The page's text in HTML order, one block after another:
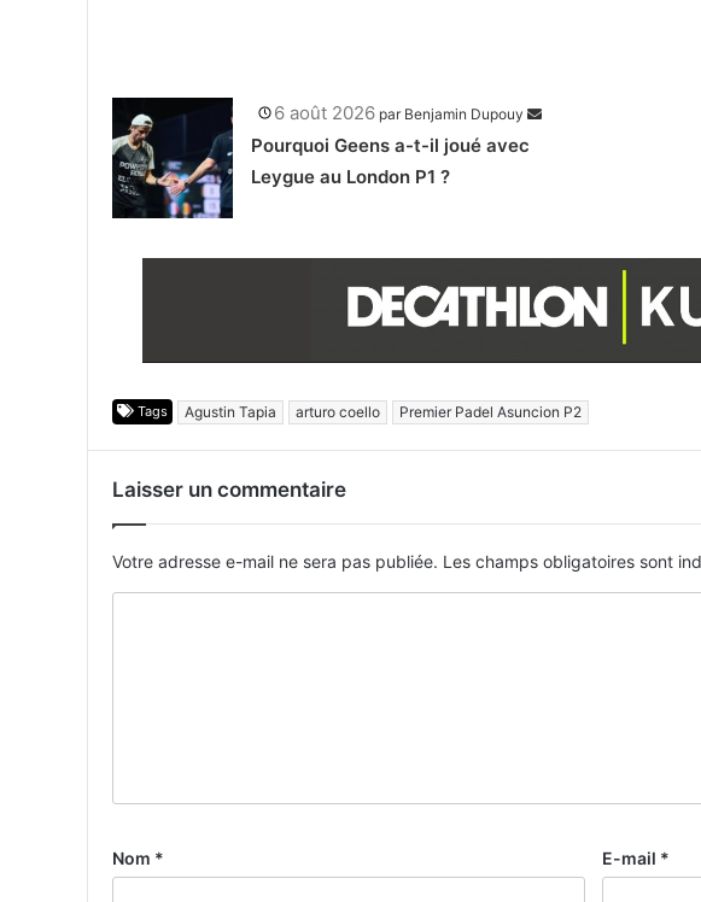
6 août 2026 par Benjamin Dupouy
Pourquoi Geens a-t-il joué avec
Leygue au London P1 ?
Tags Agustin Tapia arturo coello Premier Padel Asuncion P2
Laisser un commentaire
Votre adresse e-mail ne sera pas publiée. Les champs obligatoires sont
Nom * E-mail *